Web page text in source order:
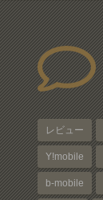
レビュー
Y!mobile
b-mobile